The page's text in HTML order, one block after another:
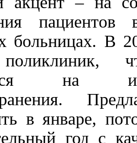
больницах. В
на
в январе,
год с